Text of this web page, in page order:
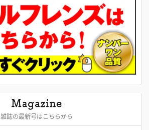
雑誌の最新号はこちらから